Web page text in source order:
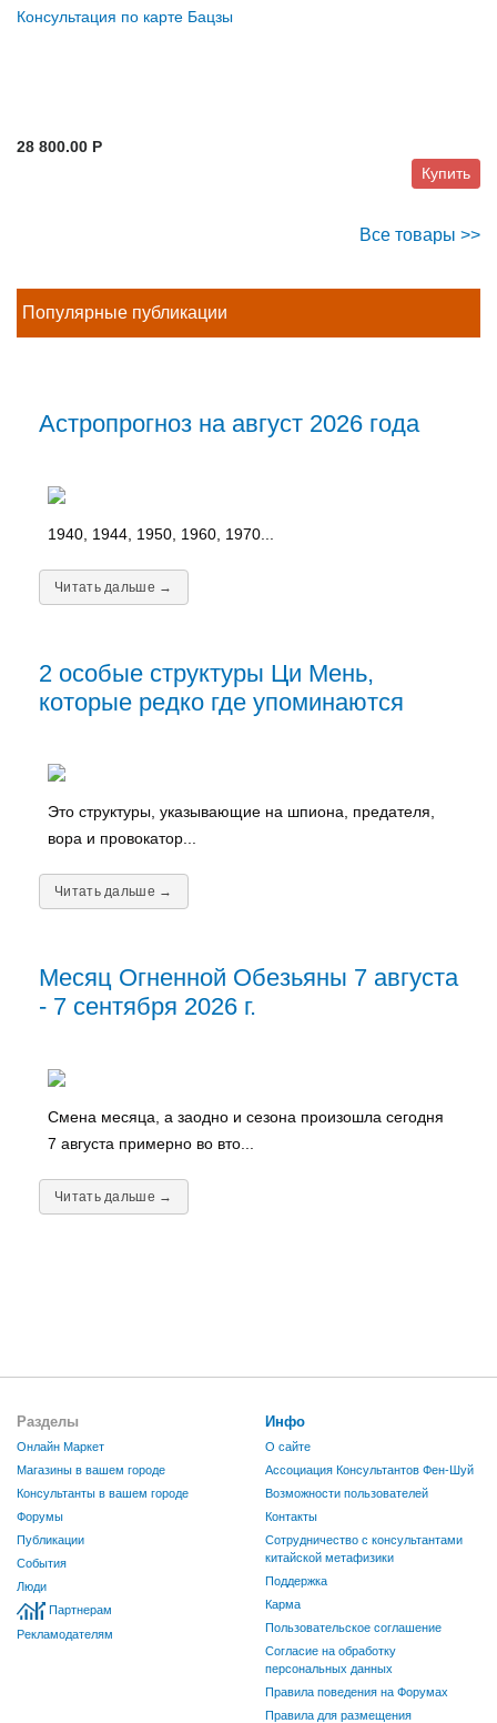
Консультация по карте Бацзы
28 800.00 P
Купить
Все товары >>
Популярные публикации
Астропрогноз на август 2026 года
1940, 1944, 1950, 1960, 1970...
Читать дальше →
2 особые структуры Ци Мень,
которые редко где упоминаются
Это структуры, указывающие на шпиона, предателя,
вора и провокатор...
Читать дальше →
Месяц Огненной Обезьяны 7 августа
- 7 сентября 2026 г.
Смена месяца, а заодно и сезона произошла сегодня
7 августа примерно во вто...
Читать дальше →
Разделы
Онлайн Маркет
Магазины в вашем городе
Консультанты в вашем городе
Форумы
Публикации
События
Люди
Партнерам
Рекламодателям
Инфо
О сайте
Ассоциация Консультантов Фен-Шуй
Возможности пользователей
Контакты
Сотрудничество с консультантами
китайской метафизики
Поддержка
Карма
Пользовательское соглашение
Согласие на обработку
персональных данных
Правила поведения на Форумах
Правила для размещения